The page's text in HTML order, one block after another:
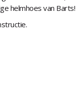
helmhoes van Barts!